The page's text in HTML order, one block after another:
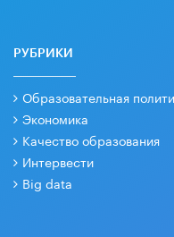
РУБРИКИ
Образовательная
Экономика
Качество образования
Интервести
Big data